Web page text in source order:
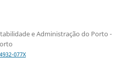
e Administração do Porto -
077X